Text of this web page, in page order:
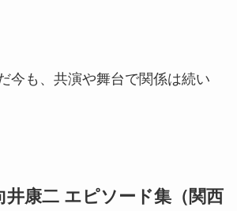
今も、共演や舞台で関係は続い
井康二 エピソード集（関西